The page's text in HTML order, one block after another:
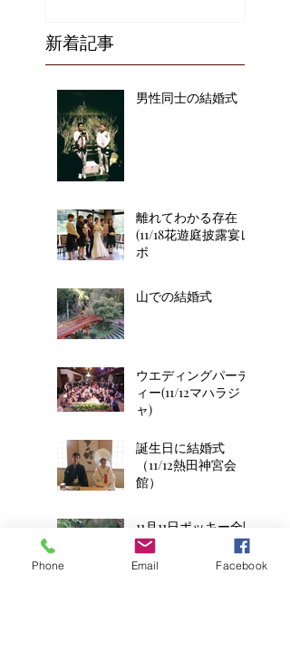
新着記事
男性同士の結婚式
離れてわかる存在
(11/18花遊庭披露宴レ
ポ
山での結婚式
ウエディングパーテ
ィー(11/12マハラジ
ャ)
誕生日に結婚式
（11/12熱田神宮会
館）
11月11日ポッキー全開
結婚式（11/11花遊庭2
組目）
Phone Email Facebook